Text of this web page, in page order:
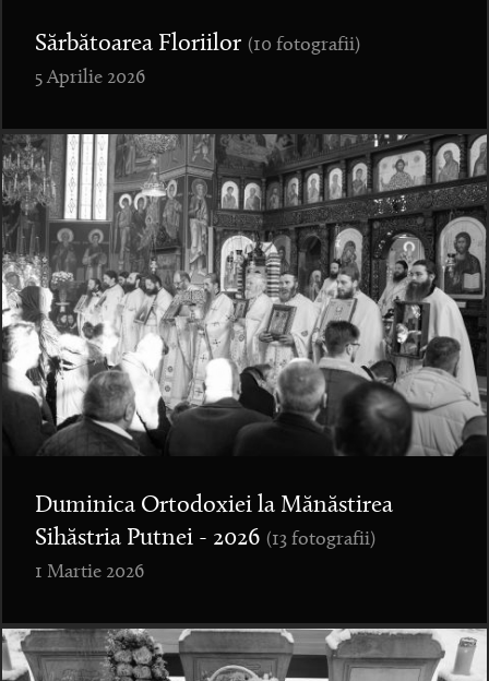
Sărbătoarea Floriilor (10 fotografii)
5 Aprilie 2026
Duminica Ortodoxiei la Mănăstirea
Sihăstria Putnei - 2026 (13 fotografii)
1 Martie 2026